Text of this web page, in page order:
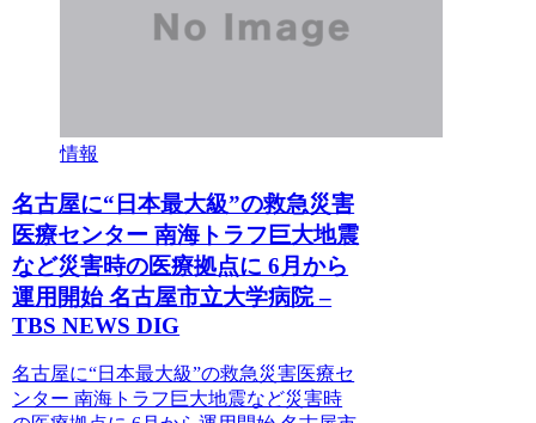
情報
名古屋に“日本最大級”の救急災害
医療センター 南海トラフ巨大地震
など災害時の医療拠点に 6月から
運用開始 名古屋市立大学病院 –
TBS NEWS DIG
名古屋に“日本最大級”の救急災害医療セ
ンター 南海トラフ巨大地震など災害時